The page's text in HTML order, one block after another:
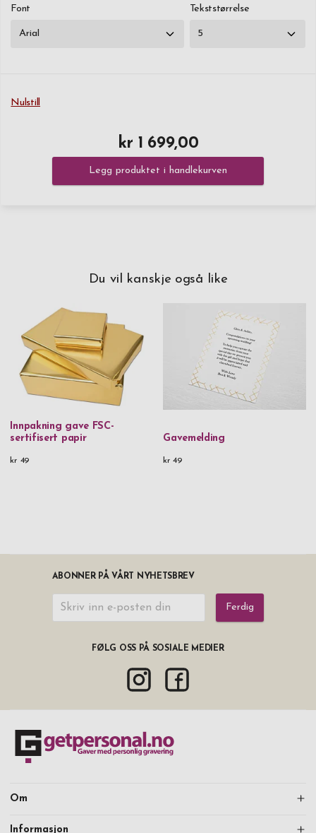
Font Tekststørrelse
Nulstill
kr 1 699,00
Legg produktet i handlekurven
Du vil kanskje også like
Innpakning gave FSC-
sertifisert papir
kr 49
Gavemelding
kr 49
ABONNER PÅ VÅRT NYHETSBREV
Ferdig
FØLG OSS PÅ SOSIALE MEDIER
Om
Informasjon